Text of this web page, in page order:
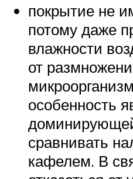
покрытие не
потому даже
влажности
от
особенность
сравнивать
кафелем. В